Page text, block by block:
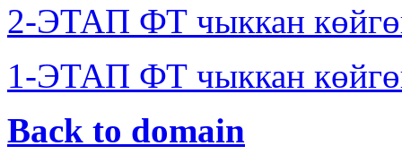
2-ЭТАП ФТ чыккан
1-ЭТАП ФТ чыккан
Back to domain